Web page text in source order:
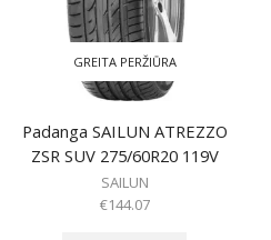
GREITA PERŽIŪRA
Padanga SAILUN ATREZZO
ZSR SUV 275/60R20 119V
SAILUN
€144.07